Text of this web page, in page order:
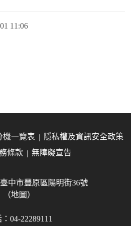
11:06
機一覽表
隱私權及資訊安全政策
條款
無障礙宣告
中市豐原區陽明街36號
（地圖）
04-22289111